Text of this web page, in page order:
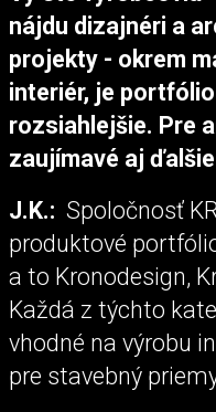
nájdu dizajnéri a
projekty - okrem
interiér, je
rozsiahlejšie. Pre
zaujímavé aj
J.K.: Spoločnosť
produktové
a to Kronodesign,
Každá z týchto
vhodné na výrobu
pre stavebný